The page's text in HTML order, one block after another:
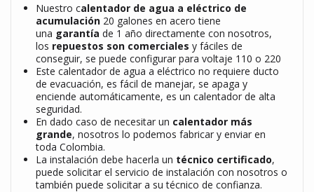
Nuestro calentador de agua a eléctrico de
acumulación 20 galones en acero tiene
una garantía de 1 año directamente con nosotros,
los repuestos son comerciales y fáciles de
conseguir, se puede configurar para voltaje 110 o 220
Este calentador de agua a eléctrico no requiere ducto
de evacuación, es fácil de manejar, se apaga y
enciende automáticamente, es un calentador de alta
seguridad.
En dado caso de necesitar un calentador más
grande, nosotros lo podemos fabricar y enviar en
toda Colombia.
La instalación debe hacerla un técnico certificado,
puede solicitar el servicio de instalación con nosotros o
también puede solicitar a su técnico de confianza.